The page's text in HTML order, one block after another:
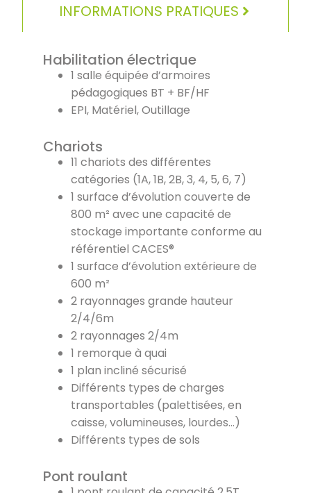
INFORMATIONS PRATIQUES
Habilitation électrique
1 salle équipée d’armoires
pédagogiques BT + BF/HF
EPI, Matériel, Outillage
Chariots
11 chariots des différentes
catégories (1A, 1B, 2B, 3, 4, 5, 6, 7)
1 surface d’évolution couverte de
800 m² avec une capacité de
stockage importante conforme au
référentiel CACES®
1 surface d’évolution extérieure de
600 m²
2 rayonnages grande hauteur
2/4/6m
2 rayonnages 2/4m
1 remorque à quai
1 plan incliné sécurisé
Différents types de charges
transportables (palettisées, en
caisse, volumineuses, lourdes…)
Différents types de sols
Pont roulant